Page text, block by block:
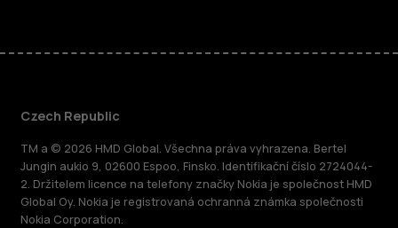
Czech Republic
TM a © 2026 HMD Global. Všechna práva vyhrazena. Bertel
Jungin aukio 9, 02600 Espoo, Finsko. Identifikační číslo 2724044-
2. Držitelem licence na telefony značky Nokia je společnost HMD
Global Oy. Nokia je registrovaná ochranná známka společnosti
Nokia Corporation.